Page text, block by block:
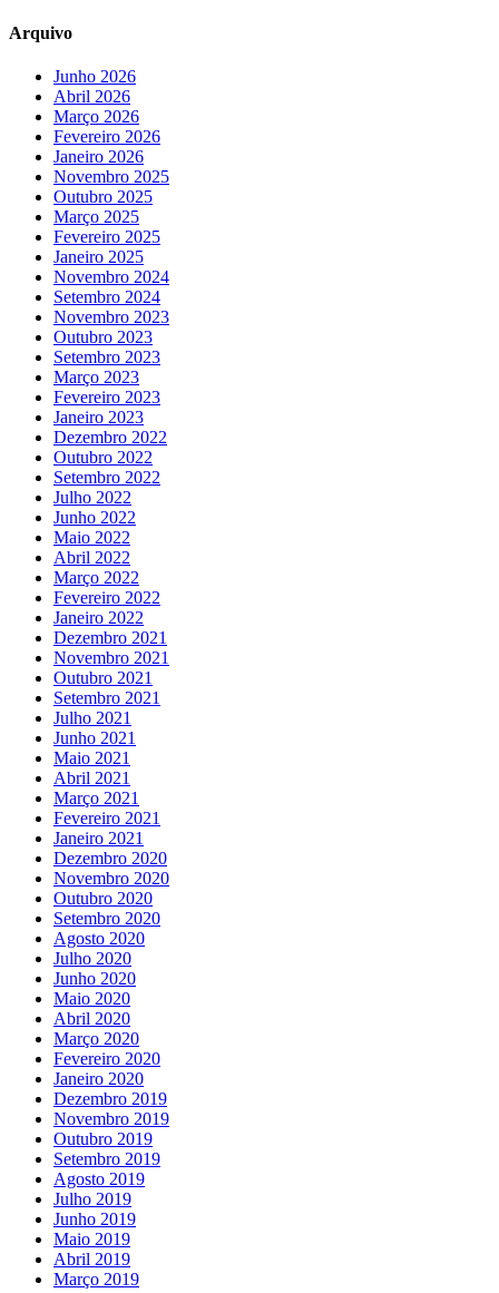
Arquivo
Junho 2026
Abril 2026
Março 2026
Fevereiro 2026
Janeiro 2026
Novembro 2025
Outubro 2025
Março 2025
Fevereiro 2025
Janeiro 2025
Novembro 2024
Setembro 2024
Novembro 2023
Outubro 2023
Setembro 2023
Março 2023
Fevereiro 2023
Janeiro 2023
Dezembro 2022
Outubro 2022
Setembro 2022
Julho 2022
Junho 2022
Maio 2022
Abril 2022
Março 2022
Fevereiro 2022
Janeiro 2022
Dezembro 2021
Novembro 2021
Outubro 2021
Setembro 2021
Julho 2021
Junho 2021
Maio 2021
Abril 2021
Março 2021
Fevereiro 2021
Janeiro 2021
Dezembro 2020
Novembro 2020
Outubro 2020
Setembro 2020
Agosto 2020
Julho 2020
Junho 2020
Maio 2020
Abril 2020
Março 2020
Fevereiro 2020
Janeiro 2020
Dezembro 2019
Novembro 2019
Outubro 2019
Setembro 2019
Agosto 2019
Julho 2019
Junho 2019
Maio 2019
Abril 2019
Março 2019